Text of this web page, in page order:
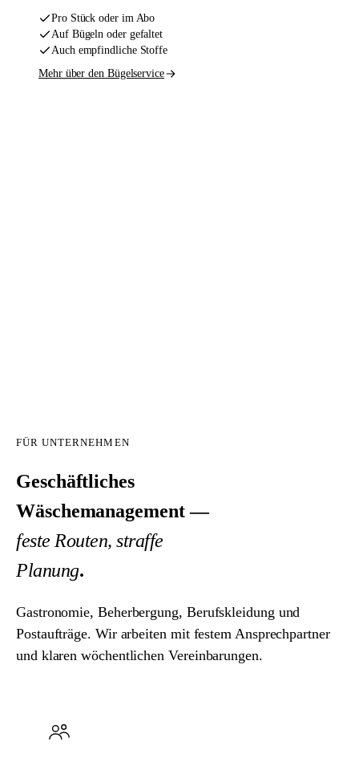
Pro Stück oder im Abo
Auf Bügeln oder gefaltet
Auch empfindliche Stoffe
Mehr über den Bügelservice
FÜR UNTERNEHMEN
Geschäftliches
Wäschemanagement —
feste Routen, straffe
Planung.
Gastronomie, Beherbergung, Berufskleidung und
Postaufträge. Wir arbeiten mit festem Ansprechpartner
und klaren wöchentlichen Vereinbarungen.